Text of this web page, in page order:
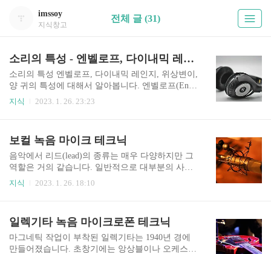
imssoy
지식창고
전체 글 (31)
소리의 특성 - 엔벨로프, 다이내믹 레인지, 위상변이
소리의 특성 엔벨로프, 다이내믹 레인지, 위상변이,
양 귀의 특성에 대해서 알아봅니다. 엔벨로프(Enve
lope)와 다이내믹 레인지(Dynamic Range) 엔벨로프
프(Envelope)라 합니다. 이 엔벨로프는 어택(attack),
디케이 (decay), 서스테인(sustain)，릴리스(release)
등 네 가지의 섹션으로 분류됩니다. 어택은 레벨이
O(zero)에서 최대로 상승하는 섹션이고 디케이는
최대 레벨이 중간 레벨로 감소하는 섹션입니다. 그
예를 들어서..
지식 2023. 1. 26. 23:23
보컬 녹음 마이크 테크닉
음악에서 리드(lead)의 종류는 매우 다양하지만 그
역할은 거의 같습니다. 일반적으로 대부분의 사람
들이 노래를 가장 오래 기억합니다. 그래서 엔지니
법에 대해 알아봅니다. 보컬 녹음시 주의 사항 리드
보컬은 믹싱에서 리듬 섹션이나 다른 섹션들과 균
형적으로 분리시켜 쉽게 들리도록 만들어야 하지
지식 2023. 1. 26. 18:10
일렉기타 녹음 마이크로폰 테크닉
마그네틱 작업이 부착된 일렉기타는 1940년 경에
만들어졌습니다. 초창기에는 앙상블이나 오케스트